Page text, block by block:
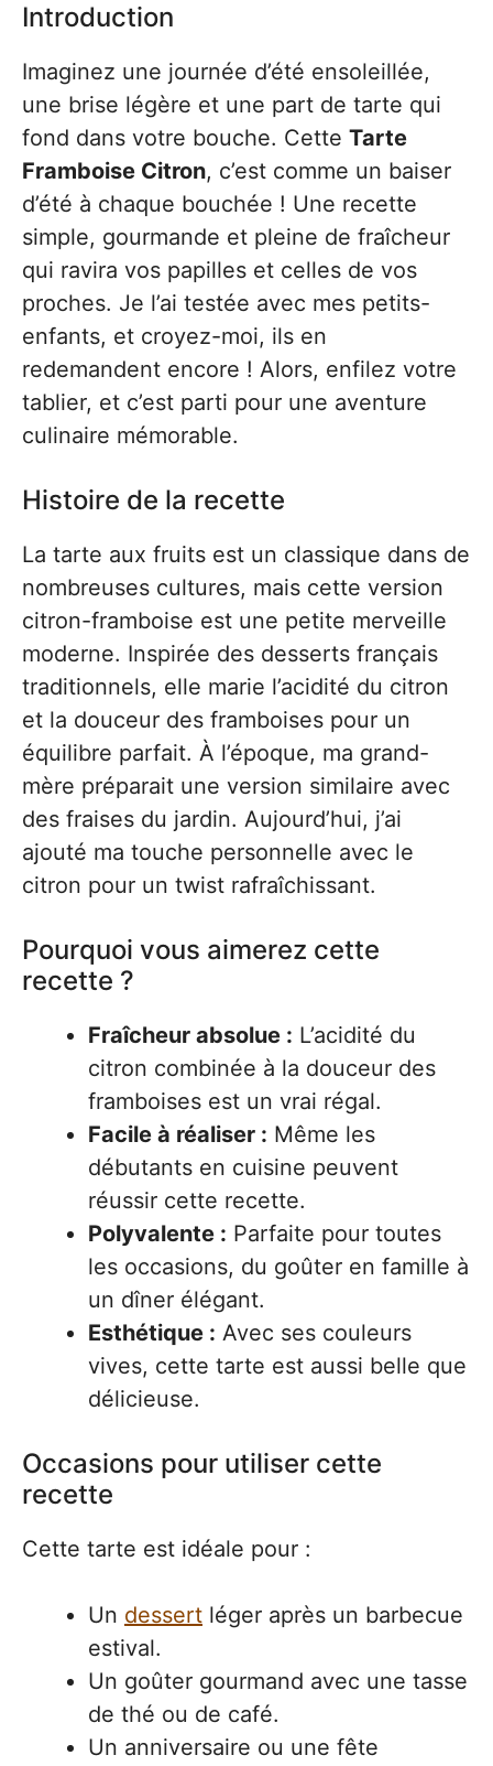
Introduction
Imaginez une journée d’été ensoleillée,
une brise légère et une part de tarte qui
fond dans votre bouche. Cette Tarte
Framboise Citron, c’est comme un baiser
d’été à chaque bouchée ! Une recette
simple, gourmande et pleine de fraîcheur
qui ravira vos papilles et celles de vos
proches. Je l’ai testée avec mes petits-
enfants, et croyez-moi, ils en
redemandent encore ! Alors, enfilez votre
tablier, et c’est parti pour une aventure
culinaire mémorable.
Histoire de la recette
La tarte aux fruits est un classique dans de
nombreuses cultures, mais cette version
citron-framboise est une petite merveille
moderne. Inspirée des desserts français
traditionnels, elle marie l’acidité du citron
et la douceur des framboises pour un
équilibre parfait. À l’époque, ma grand-
mère préparait une version similaire avec
des fraises du jardin. Aujourd’hui, j’ai
ajouté ma touche personnelle avec le
citron pour un twist rafraîchissant.
Pourquoi vous aimerez cette
recette ?
Fraîcheur absolue : L’acidité du
citron combinée à la douceur des
framboises est un vrai régal.
Facile à réaliser : Même les
débutants en cuisine peuvent
réussir cette recette.
Polyvalente : Parfaite pour toutes
les occasions, du goûter en famille à
un dîner élégant.
Esthétique : Avec ses couleurs
vives, cette tarte est aussi belle que
délicieuse.
Occasions pour utiliser cette
recette
Cette tarte est idéale pour :
Un dessert léger après un barbecue
estival.
Un goûter gourmand avec une tasse
de thé ou de café.
Un anniversaire ou une fête